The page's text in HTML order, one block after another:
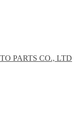
PARTS CO., LTD